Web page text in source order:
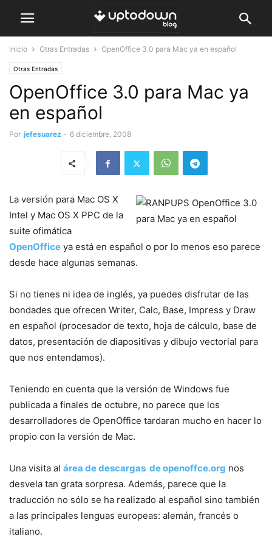
Inicio Otras Entradas OpenOffice 3.0 para Mac ya en español
Otras Entradas
OpenOffice 3.0 para Mac ya
en español
Por jefesuarez - 6 diciembre, 2008
La versión para Mac OS X
Intel y Mac OS X PPC de la
suite ofimática
OpenOffice ya está en español o por lo menos eso parece
desde hace algunas semanas.
Si no tienes ni idea de inglés, ya puedes disfrutar de las
bondades que ofrecen Writer, Calc, Base, Impress y Draw
en español (procesador de texto, hoja de cálculo, base de
datos, presentación de diapositivas y dibujo vectorial para
que nos entendamos).
Teniendo en cuenta que la versión de Windows fue
publicada a finales de octubre, no parece que los
desarrolladores de OpenOffice tardaran mucho en hacer lo
propio con la versión de Mac.
Una visita al área de descargas de openoffce.org nos
desvela tan grata sorpresa. Además, parece que la
traducción no sólo se ha realizado al español sino también
a las principales lenguas europeas: alemán, francés o
italiano.